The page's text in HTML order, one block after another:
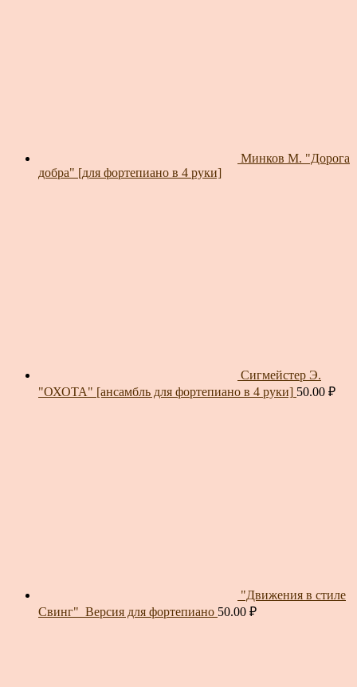
Минков М. "Дорога
добра" [для фортепиано в 4 руки]
Сигмейстер Э.
"ОХОТА" [ансамбль для фортепиано в 4 руки] 50.00 ₽
"Движения в стиле
Свинг"_Версия для фортепиано 50.00 ₽